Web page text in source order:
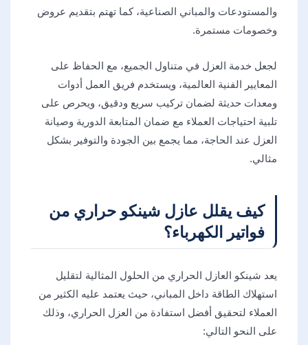
والمستودعات والمباني الصناعية، كما تهتم بتقديم عروض
وخصومات مستمرة.
لجعل خدمة العزل في متناول الجميع، مع الحفاظ على
المعايير الفنية العالمية، ويستخدم فريق العمل أدوات
ومعدات حديثة لضمان تركيب سريع ودقيق، ويحرص على
تلبية احتياجات العملاء مع ضمان المتابعة الدورية وصيانة
العزل عند الحاجة، مما يجمع بين الجودة والتوفير بشكل
مثالي.
كيف يقلل عازل شينكو حراري من
فواتير الكهرباء؟
يعد شينكو العازل الحراري من الحلول المثالية لتقليل
استهلاك الطاقة داخل المباني، حيث يعتمد عليه الكثير من
العملاء لتحقيق أفضل استفادة من العزل الحراري، وذلك
على النحو التالي: